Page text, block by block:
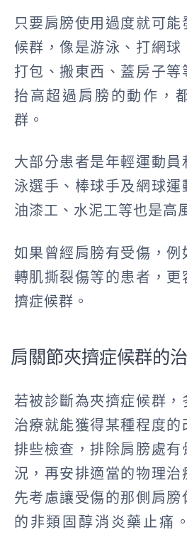
只要肩膀使用過度就可
候群，像是游泳、打網球
打包、搬東西、蓋房子等
抬高超過肩膀的動作，
群。
大部分患者是年輕運動
泳選手、棒球手及網球運
油漆工、水泥工等也是高
如果曾經肩膀有受傷，例
轉肌撕裂傷等的患者，更
擠症候群。
肩關節夾擠症候群的
若被診斷為夾擠症候群，
治療就能獲得某種程度的
排些檢查，排除肩膀處有
況，再安排適當的物理治
先考慮讓受傷的那側肩膀
的非類固醇消炎藥止痛